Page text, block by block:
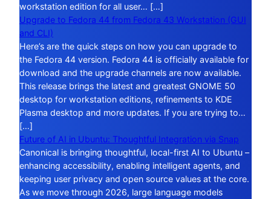
workstation edition for all user… […]
Upgrade to Fedora 44 from Fedora 43 Workstation (GUI
and CLI)
Here’s are the quick steps on how you can upgrade to
the Fedora 44 version. Fedora 44 is officially available for
download and the upgrade channels are now available.
This release brings the latest and greatest GNOME 50
desktop for workstation editions, refinements to KDE
Plasma desktop and more updates. If you are trying to…
[…]
Future of AI in Ubuntu: Thoughtful Integration via Snap
Canonical is bringing thoughtful, local-first AI to Ubuntu –
enhancing accessibility, enabling intelligent agents, and
keeping user privacy and open source values at the core.
As we move through 2026, large language models